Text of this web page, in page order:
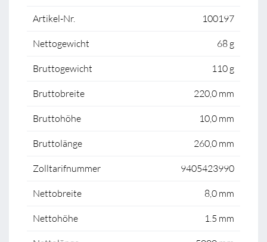
Artikel-Nr. 100197
Nettogewicht 68 g
Bruttogewicht 110 g
Bruttobreite 220,0 mm
Bruttohöhe 10,0 mm
Bruttolänge 260,0 mm
Zolltarifnummer 9405423990
Nettobreite 8,0 mm
Nettohöhe 1.5 mm